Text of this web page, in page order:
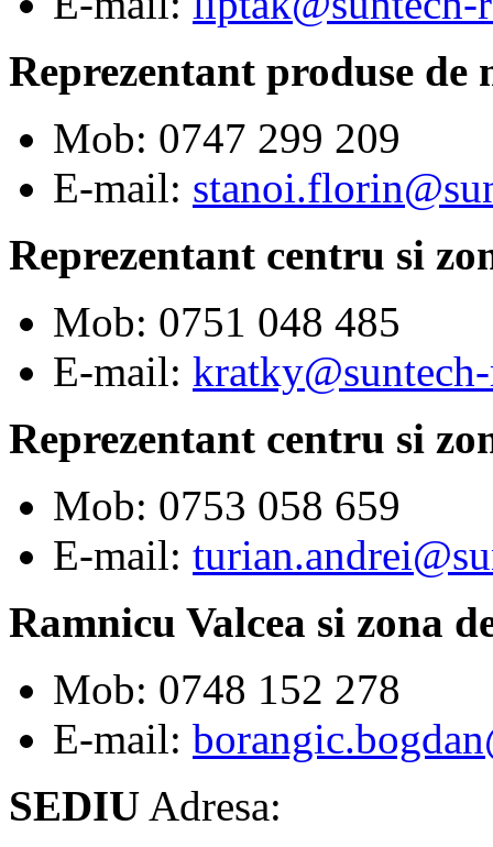
Reprezentant produse de
Mob: 0747 299 209
E-mail:
Reprezentant centru si
Mob: 0751 048 485
E-mail:
Reprezentant centru si
Mob: 0753 058 659
E-mail:
Ramnicu Valcea si zona
Mob: 0748 152 278
E-mail:
SEDIU Adresa: